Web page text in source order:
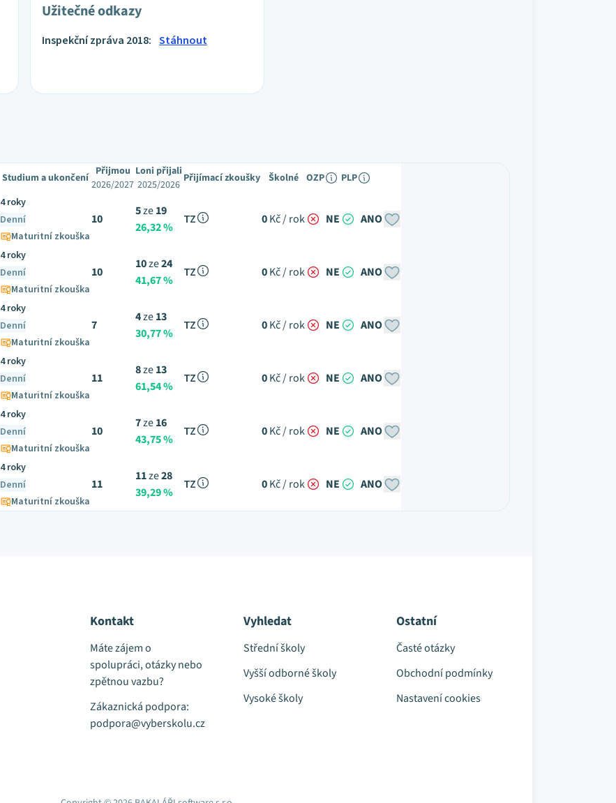
Užitečné odkazy
Inspekční zpráva 2018: Stáhnout
Studium a ukončení Přijmou
2026/2027
Loni přijali
2025/2026 Přijímací zkoušky Školné OZP PLP
4 roky
Denní
Maturitní zkouška
10
5ze19
26,32 %
TZ 0Kč / rok NE ANO
4 roky
Denní
Maturitní zkouška
10
10ze24
41,67 %
TZ 0Kč / rok NE ANO
4 roky
Denní
Maturitní zkouška
7
4ze13
30,77 %
TZ 0Kč / rok NE ANO
4 roky
Denní
Maturitní zkouška
11
8ze13
61,54 %
TZ 0Kč / rok NE ANO
4 roky
Denní
Maturitní zkouška
10
7ze16
43,75 %
TZ 0Kč / rok NE ANO
4 roky
Denní
Maturitní zkouška
11
11ze28
39,29 %
TZ 0Kč / rok NE ANO
Kontakt
Máte zájem o
spolupráci, otázky nebo
zpětnou vazbu?
Zákaznická podpora:
podpora@vyberskolu.cz
Vyhledat
Střední školy
Vyšší odborné školy
Vysoké školy
Ostatní
Časté otázky
Obchodní podmínky
Nastavení cookies